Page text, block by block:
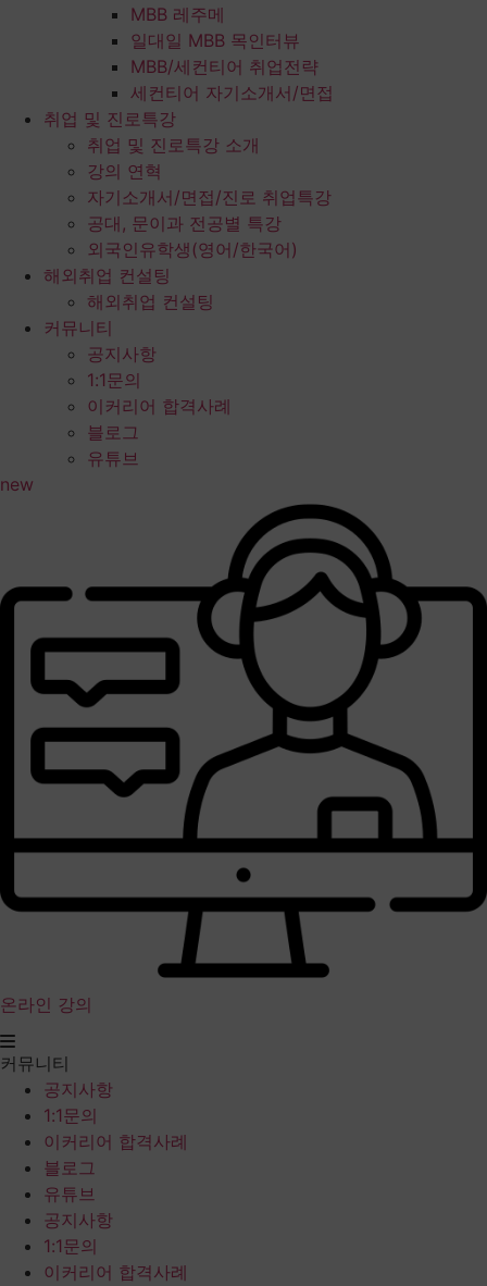
MBB 레주메
일대일 MBB 목인터뷰
MBB/세컨티어 취업전략
세컨티어 자기소개서/면접
취업 및 진로특강
취업 및 진로특강 소개
강의 연혁
자기소개서/면접/진로 취업특강
공대, 문이과 전공별 특강
외국인유학생(영어/한국어)
해외취업 컨설팅
해외취업 컨설팅
커뮤니티
공지사항
1:1문의
이커리어 합격사례
블로그
유튜브
new
온라인 강의
커뮤니티
공지사항
1:1문의
이커리어 합격사례
블로그
유튜브
공지사항
1:1문의
이커리어 합격사례